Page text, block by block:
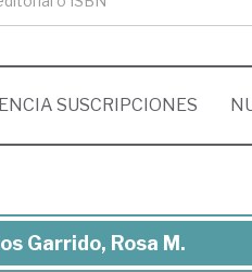
SUSCRIPCIONES
Garrido, Rosa M.